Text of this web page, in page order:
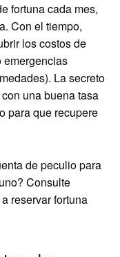
fortuna cada mes,
Con el tiempo,
los costos de
emergencias
La secreto
una buena tasa
para que recupere
de peculio para
Consulte
reservar fortuna